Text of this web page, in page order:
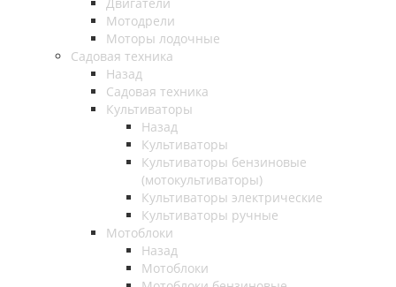
Мотодрели
Моторы лодочные
Садовая техника
Назад
Садовая техника
Культиваторы
Назад
Культиваторы
Культиваторы бензиновые
(мотокультиваторы)
Культиваторы электрические
Культиваторы ручные
Мотоблоки
Назад
Мотоблоки